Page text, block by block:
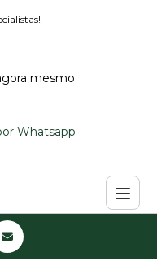
mesmo
Whatsapp